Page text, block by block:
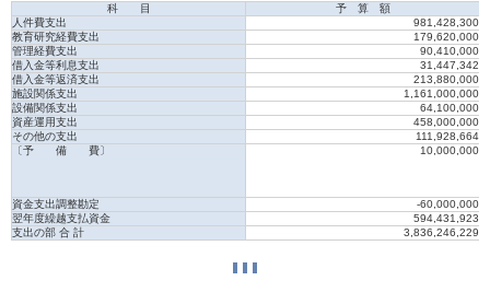
科 目
予 算 額
人件費支出
981,428,300
教育研究経費支出
179,620,000
管理経費支出
90,410,000
借入金等利息支出
31,447,342
借入金等返済支出
213,880,000
施設関係支出
1,161,000,000
設備関係支出
64,100,000
資産運用支出
458,000,000
その他の支出
111,928,664
〔予 備 費〕
10,000,000
資金支出調整勘定
-60,000,000
翌年度繰越支払資金
594,431,923
支出の部 合 計
3,836,246,229